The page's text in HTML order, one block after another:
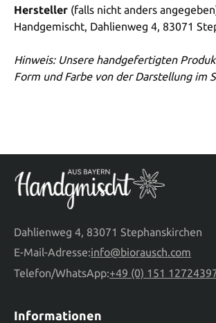
Hersteller (falls nicht anders
Handgemischt, Dahlienweg 4, 83071
Hinweis: Unsere handgefertigten
Form und Farbe von der Darstellung im
Dahlienweg 4, 83071 Stephanskirchen
E-Mail-Adresse:info@biorausch.com
Telefon/WhatsApp:+49 (0) 151
Informationen